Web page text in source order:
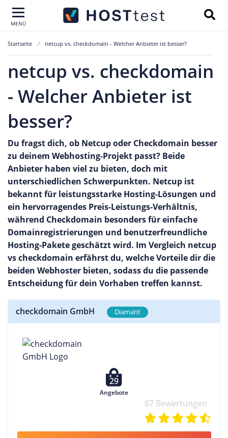
MENÜ
Startseite netcup vs. checkdomain - Welcher Anbieter ist besser?
netcup vs. checkdomain
- Welcher Anbieter ist
besser?
Du fragst dich, ob Netcup oder Checkdomain besser
zu deinem Webhosting-Projekt passt? Beide
Anbieter haben viel zu bieten, doch mit
unterschiedlichen Schwerpunkten. Netcup ist
bekannt für leistungsstarke Hosting-Lösungen und
ein hervorragendes Preis-Leistungs-Verhältnis,
während Checkdomain besonders für einfache
Domainregistrierungen und benutzerfreundliche
Hosting-Pakete geschätzt wird. Im Vergleich netcup
vs checkdomain erfährst du, welche Vorteile dir die
beiden Webhoster bieten, sodass du die passende
Entscheidung für dein Vorhaben treffen kannst.
checkdomain GmbH Diamant
29
Angebote
87 Bewertungen